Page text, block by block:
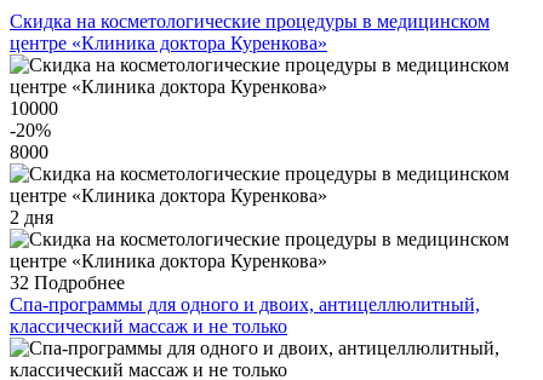
Скидка на косметологические процедуры в медицинском
центре «Клиника доктора Куренкова»
10000
-20%
8000
2 дня
32 Подробнее
Спа-программы для одного и двоих, антицеллюлитный,
классический массаж и не только